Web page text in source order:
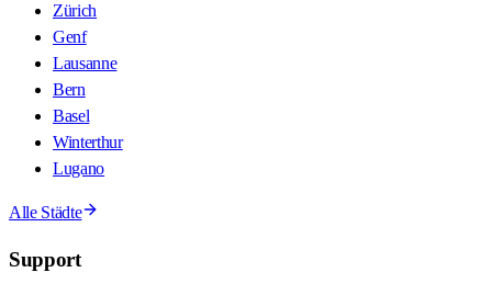
Zürich
Genf
Lausanne
Bern
Basel
Winterthur
Lugano
Alle Städte
Support